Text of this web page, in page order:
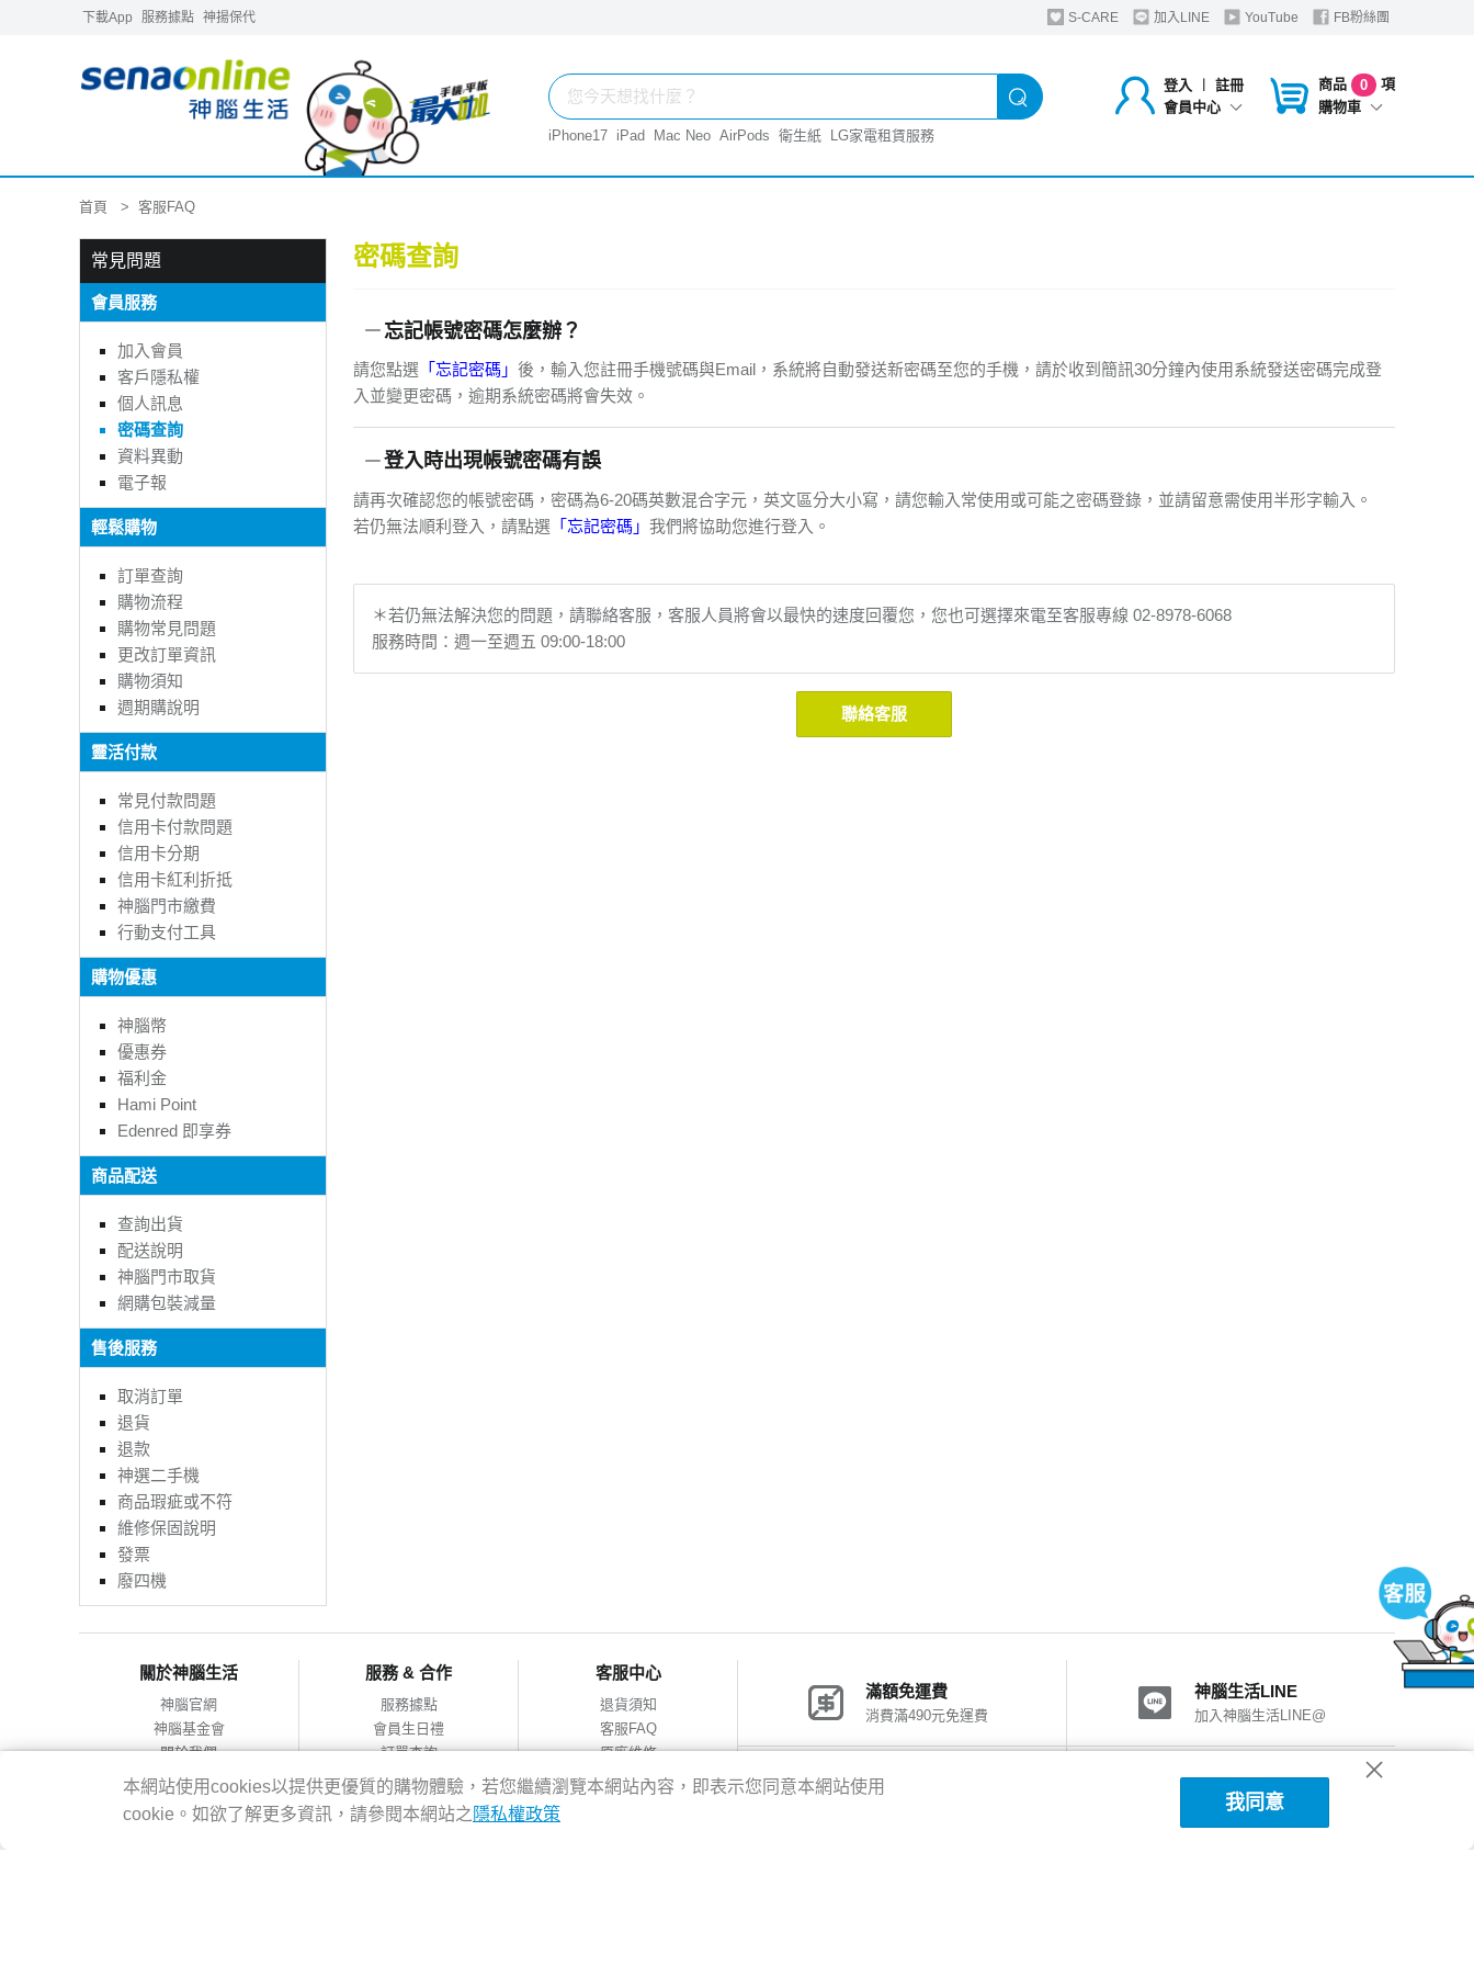
下載App 服務據點 神揚保代 S-CARE 加入LINE YouTube FB粉絲團
登入 ︱
註冊
會員中心
商品 0
項
購物車
iPhone17 iPad Mac Neo AirPods 衛生紙 LG家電租賃服務
首頁 客服FAQ
常見問題
會員服務
加入會員
客戶隱私權
個人訊息
密碼查詢
資料異動
電子報
輕鬆購物
訂單查詢
購物流程
購物常見問題
更改訂單資訊
購物須知
週期購說明
靈活付款
常見付款問題
信用卡付款問題
信用卡分期
信用卡紅利折抵
神腦門市繳費
行動支付工具
購物優惠
神腦幣
優惠券
福利金
Hami Point
Edenred 即享券
商品配送
查詢出貨
配送說明
神腦門市取貨
網購包裝減量
售後服務
取消訂單
退貨
退款
神選二手機
商品瑕疵或不符
維修保固說明
發票
廢四機
密碼查詢
忘記帳號密碼怎麼辦？
請您點選 「忘記密碼」 後，輸入您註冊手機號碼與Email，系統將自動發送新密碼至您的手機，請於收到簡訊30分鐘內使用系統發送密碼完成登
入並變更密碼，逾期系統密碼將會失效。
登入時出現帳號密碼有誤
請再次確認您的帳號密碼，密碼為6-20碼英數混合字元，英文區分大小寫，請您輸入常使用或可能之密碼登錄，並請留意需使用半形字輸入。
若仍無法順利登入，請點選 「忘記密碼」 我們將協助您進行登入。
＊若仍無法解決您的問題，請聯絡客服，客服人員將會以最快的速度回覆您，您也可選擇來電至客服專線 02-8978-6068
服務時間：週一至週五 09:00-18:00
聯絡客服
關於神腦生活
神腦官網
神腦基金會
關於我們
會員服務條款
隱私權政策
網站導覽
服務 & 合作
服務據點
會員生日禮
訂單查詢
合作提案
客服中心
退貨須知
客服FAQ
原廠維修
網購包裝減量
滿額免運費
消費滿490元免運費
神腦生活LINE
加入神腦生活LINE@
神腦會員福利 神腦國際粉絲團
加入FB粉絲團
本網站使用cookies以提供更優質的購物體驗，若您繼續瀏覽本網站內容，即表示您同意本網站使用
cookie。如欲了解更多資訊，請參閱本網站之 隱私權政策
我同意